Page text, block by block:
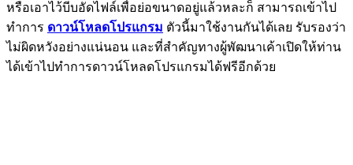
หรือเอาไว้บีบอัดไฟล์เพื่อย่อขนาดอยู่แล้วหละก็ สามารถเข้าไป
ทำการ ดาวน์โหลดโปรแกรม ตัวนี้มาใช้งานกันได้เลย รับรองว่า
ไม่ผิดหวังอย่างแน่นอน และที่สำคัญทางผู้พัฒนาเค้าเปิดให้ท่าน
ได้เข้าไปทำการดาวน์โหลดโปรแกรมได้ฟรีอีกด้วย